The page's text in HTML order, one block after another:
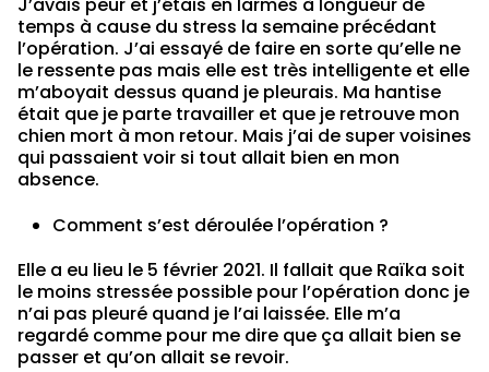
temps à cause du stress la semaine précédant
l’opération. J’ai essayé de faire en sorte qu’elle ne
le ressente pas mais elle est très intelligente et elle
m’aboyait dessus quand je pleurais. Ma hantise
était que je parte travailler et que je retrouve mon
chien mort à mon retour. Mais j’ai de super voisines
qui passaient voir si tout allait bien en mon
absence.
Comment s’est déroulée l’opération ?
Elle a eu lieu le 5 février 2021. Il fallait que Raïka soit
le moins stressée possible pour l’opération donc je
n’ai pas pleuré quand je l’ai laissée. Elle m’a
regardé comme pour me dire que ça allait bien se
passer et qu’on allait se revoir.